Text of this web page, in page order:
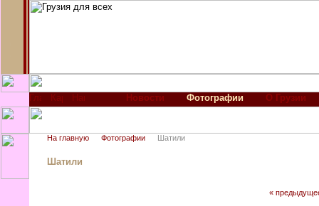
Новости Фотографии О Грузии
На главную Фотографии Шатили
Шатили
«